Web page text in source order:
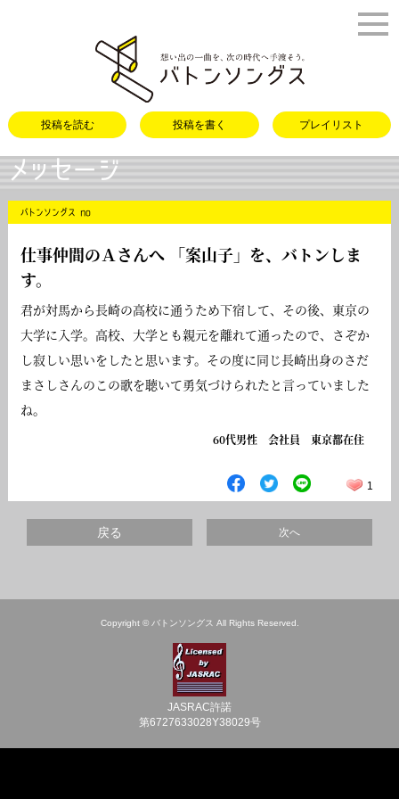
投稿を読む 投稿を書く プレイリスト
メッセージ
バトンソングス no
仕事仲間のＡさんへ 「案山子 」を、バトンしま
す。
君が対馬から長崎の高校に通うため下宿して、その後、東京の
大学に入学。高校、大学とも親元を離れて通ったので、さぞか
し寂しい思いをしたと思います。その度に同じ長崎出身のさだ
まさしさんのこの歌を聴いて勇気づけられたと言っていました
ね。
60代男性 会社員 東京都在住
1
戻る 次へ
Copyright © バトンソングス All Rights Reserved.
JASRAC許諾
第6727633028Y38029号